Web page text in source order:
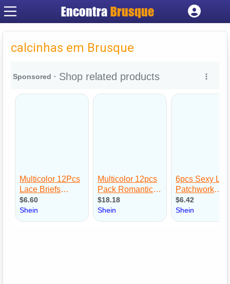
EncontraBrusque
Cadastrar empresa
Criar conta
calcinhas em Brusque